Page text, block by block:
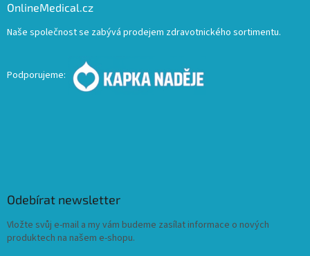
OnlineMedical.cz
Naše společnost se zabývá prodejem zdravotnického sortimentu.
Podporujeme:
Odebírat newsletter
Vložte svůj e-mail a my vám budeme zasílat informace o nových
produktech na našem e-shopu.